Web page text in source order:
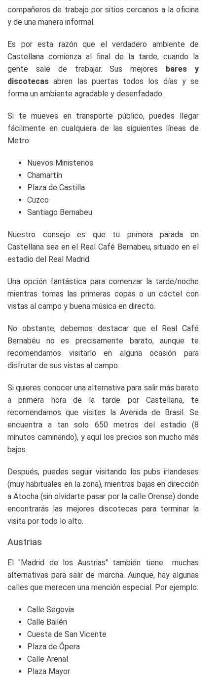
compañeros de trabajo por sitios cercanos a la oficina
y de una manera informal.
Es por esta razón que el verdadero ambiente de
Castellana comienza al final de la tarde, cuando la
gente sale de trabajar. Sus mejores bares y
discotecas abren las puertas todos los días y se
forma un ambiente agradable y desenfadado.
Si te mueves en transporte público, puedes llegar
fácilmente en cualquiera de las siguientes líneas de
Metro:
Nuevos Ministerios
Chamartín
Plaza de Castilla
Cuzco
Santiago Bernabeu
Nuestro consejo es que tu primera parada en
Castellana sea en el Real Café Bernabeu, situado en el
estadio del Real Madrid.
Una opción fantástica para comenzar la tarde/noche
mientras tomas las primeras copas o un cóctel con
vistas al campo y buena música en directo.
No obstante, debemos destacar que el Real Café
Bernabéu no es precisamente barato, aunque te
recomendamos visitarlo en alguna ocasión para
disfrutar de sus vistas al campo.
Si quieres conocer una alternativa para salir más barato
a primera hora de la tarde por Castellana, te
recomendamos que visites la Avenida de Brasil. Se
encuentra a tan solo 650 metros del estadio (8
minutos caminando), y aquí los precios son mucho más
bajos.
Después, puedes seguir visitando los pubs irlandeses
(muy habituales en la zona), mientras bajas en dirección
a Atocha (sin olvidarte pasar por la calle Orense) donde
encontrarás las mejores discotecas para terminar la
visita por todo lo alto.
Austrias
El "Madrid de los Austrias" también tiene muchas
alternativas para salir de marcha. Aunque, hay algunas
calles que merecen una mención especial. Por ejemplo:
Calle Segovia
Calle Bailén
Cuesta de San Vicente
Plaza de Ópera
Calle Arenal
Plaza Mayor